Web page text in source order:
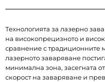
Технологията за лазерно
на високопрецизното и
сравнение с традиционните
лазерното заваряване
минимална зона, засегната
скорост на заваряване и